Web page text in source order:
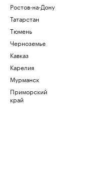
Ростов-на-Дону
Татарстан
Тюмень
Черноземье
Кавказ
Карелия
Мурманск
Приморский
край